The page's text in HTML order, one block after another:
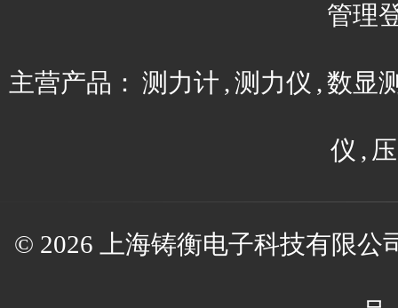
管理
主营产品： 测力计 , 测力仪 , 数显
仪 ,
© 2026 上海铸衡电子科技有限公